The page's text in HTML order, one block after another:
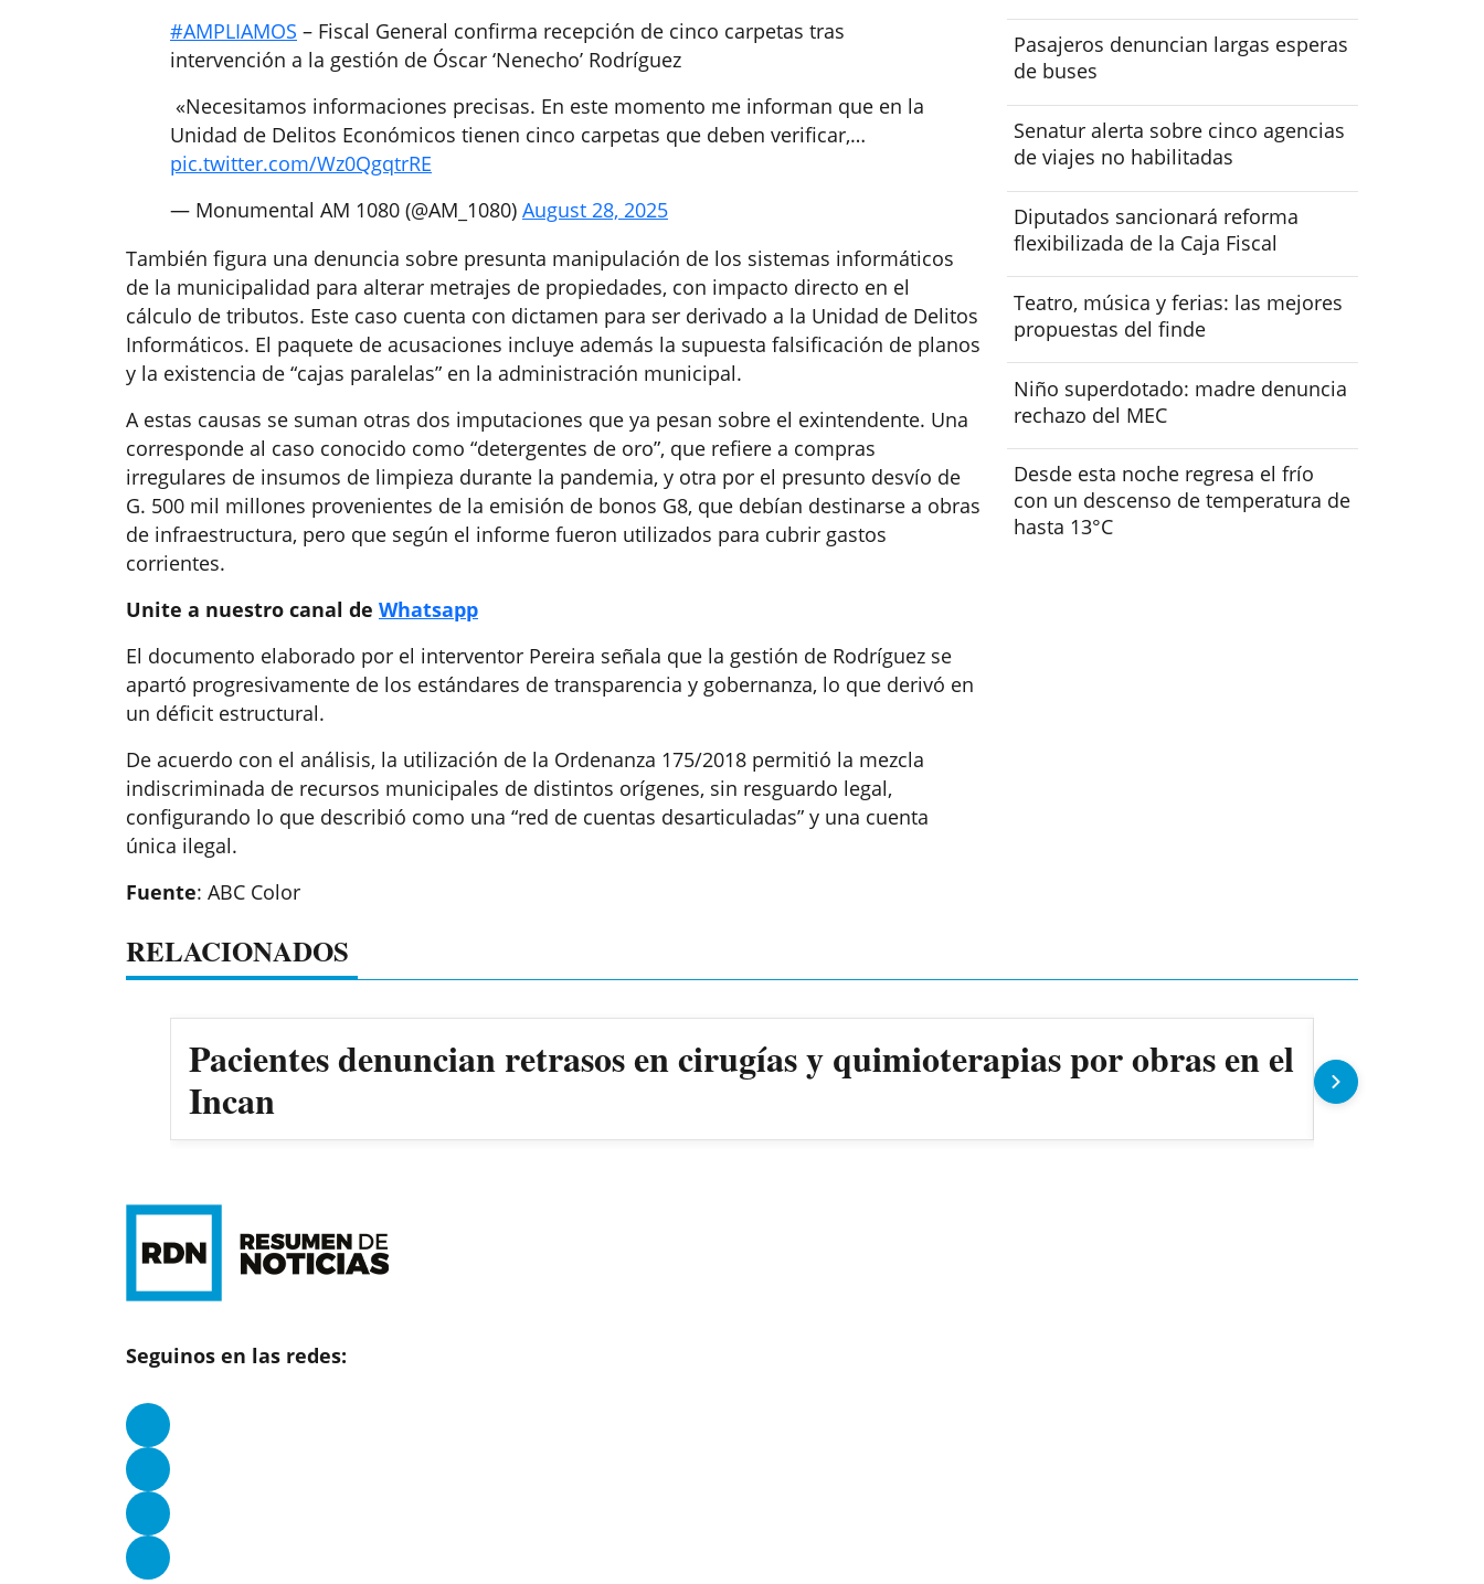
#AMPLIAMOS – Fiscal General confirma recepción de cinco carpetas tras
intervención a la gestión de Óscar ‘Nenecho’ Rodríguez
️ «Necesitamos informaciones precisas. En este momento me informan que en la
Unidad de Delitos Económicos tienen cinco carpetas que deben verificar,…
pic.twitter.com/Wz0QgqtrRE
— Monumental AM 1080 (@AM_1080) August 28, 2025
También figura una denuncia sobre presunta manipulación de los sistemas informáticos
de la municipalidad para alterar metrajes de propiedades, con impacto directo en el
cálculo de tributos. Este caso cuenta con dictamen para ser derivado a la Unidad de Delitos
Informáticos. El paquete de acusaciones incluye además la supuesta falsificación de planos
y la existencia de “cajas paralelas” en la administración municipal.
A estas causas se suman otras dos imputaciones que ya pesan sobre el exintendente. Una
corresponde al caso conocido como “detergentes de oro”, que refiere a compras
irregulares de insumos de limpieza durante la pandemia, y otra por el presunto desvío de
G. 500 mil millones provenientes de la emisión de bonos G8, que debían destinarse a obras
de infraestructura, pero que según el informe fueron utilizados para cubrir gastos
corrientes.
Unite a nuestro canal de Whatsapp
El documento elaborado por el interventor Pereira señala que la gestión de Rodríguez se
apartó progresivamente de los estándares de transparencia y gobernanza, lo que derivó en
un déficit estructural.
De acuerdo con el análisis, la utilización de la Ordenanza 175/2018 permitió la mezcla
indiscriminada de recursos municipales de distintos orígenes, sin resguardo legal,
configurando lo que describió como una “red de cuentas desarticuladas” y una cuenta
única ilegal.
Fuente: ABC Color
Pasajeros denuncian largas esperas
de buses
Senatur alerta sobre cinco agencias
de viajes no habilitadas
Diputados sancionará reforma
flexibilizada de la Caja Fiscal
Teatro, música y ferias: las mejores
propuestas del finde
Niño superdotado: madre denuncia
rechazo del MEC
Desde esta noche regresa el frío
con un descenso de temperatura de
hasta 13°C
RELACIONADOS
Pacientes denuncian retrasos en cirugías y quimioterapias por obras en el
Incan
Ollas
Seguinos en las redes: